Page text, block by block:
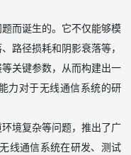
而诞生的。它不仅能够模
路径损耗和阴影衰落等，
关键参数，从而构建出一
力对于无线通信系统的研
境复杂等问题，推出了广
线通信系统在研发、测试